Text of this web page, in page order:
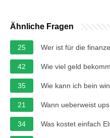
Ähnliche Fragen
25 Wer ist für die
42 Wie viel geld
35 Wie kann ich bein
21 Wann ueberweist
34 Was kostet einfach